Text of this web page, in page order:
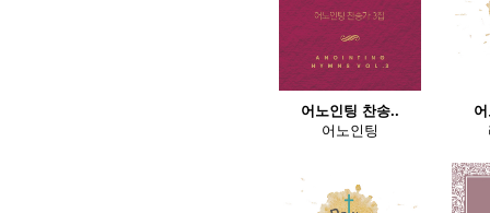
어노인팅 찬송..
어노인팅